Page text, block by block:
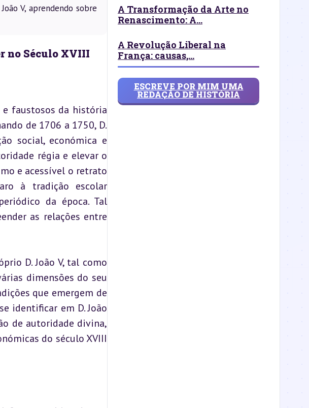
V, aprendendo sobre
no Século XVIII
faustosos da história
de 1706 a 1750, D.
social, económica e
régia e elevar o
e acessível o retrato
à tradição escolar
da época. Tal
as relações entre
D. João V, tal como
dimensões do seu
que emergem de
identificar em D. João
de autoridade divina,
do século XVIII
A Transformação da Arte no
Renascimento: A...
A Revolução Liberal na
França: causas,...
ESCREVE POR MIM UMA
REDAÇÃO DE HISTÓRIA